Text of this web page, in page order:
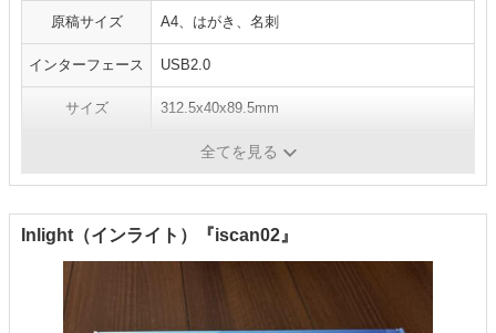
原稿サイズ A4、はがき、名刺
インターフェース USB2.0
サイズ 312.5x40x89.5mm
全てを見る
Inlight（インライト）『iscan02』